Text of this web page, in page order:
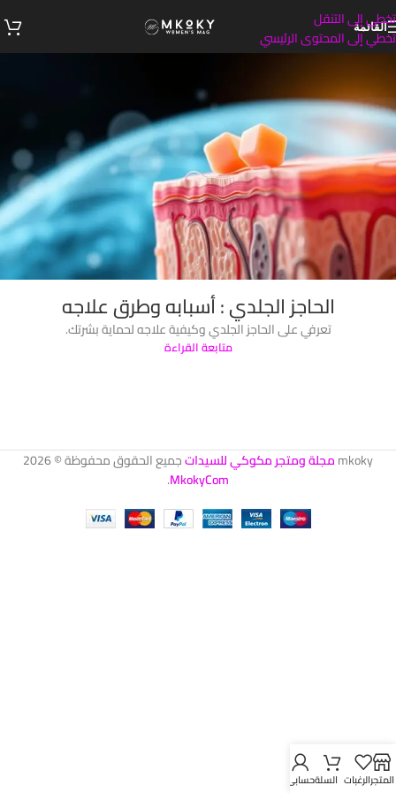
تخطي إلى التنقل
تخطي إلى المحتوى الرئيسي
القائمة
الحاجز الجلدي : أسبابه وطرق علاجه
تعرفي على الحاجز الجلدي وكيفية علاجه لحماية بشرتك.
متابعة القراءة
mkokyمجلة ومتجر مكوكي للسيداتجميع الحقوق محفوظة © 2026
MkokyCom
.
المتجرالرغبات السلةحسابي